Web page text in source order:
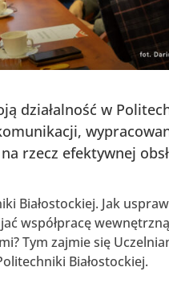
działalność w
rzecz efektywnej
Białostockiej. Jak
współpracę
Tym zajmie się
Białostockiej.